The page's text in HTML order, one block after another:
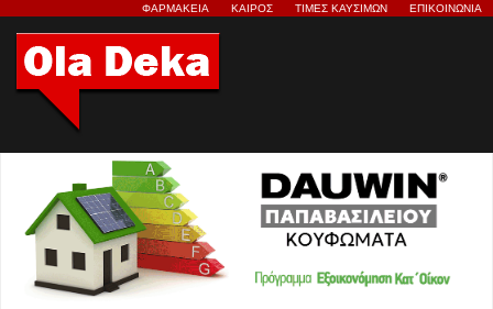
ΦΑΡΜΑΚΕΙΑ ΚΑΙΡΟΣ ΤΙΜΕΣ ΚΑΥΣΙΜΩΝ ΕΠΙΚΟΙΝΩΝΙΑ